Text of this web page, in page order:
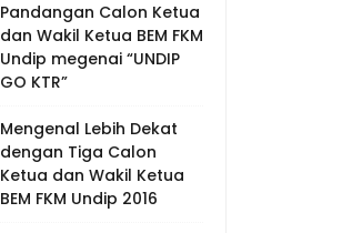
Pandangan Calon Ketua
dan Wakil Ketua BEM FKM
Undip megenai “UNDIP
GO KTR”
Mengenal Lebih Dekat
dengan Tiga Calon
Ketua dan Wakil Ketua
BEM FKM Undip 2016